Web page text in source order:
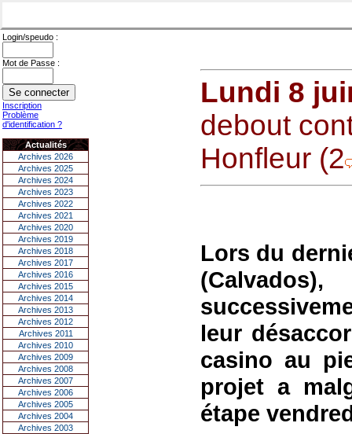
Login/speudo :
Mot de Passe :
Inscription
Problème
d'identification ?
Actualités
Archives 2026
Archives 2025
Archives 2024
Archives 2023
Archives 2022
Archives 2021
Archives 2020
Archives 2019
Archives 2018
Archives 2017
Archives 2016
Archives 2015
Archives 2014
Archives 2013
Archives 2012
Archives 2011
Archives 2010
Archives 2009
Archives 2008
Archives 2007
Archives 2006
Archives 2005
Archives 2004
Archives 2003
Lundi 8
debout
Honfleur (2
Lors du
leur
casino au
projet a
étape